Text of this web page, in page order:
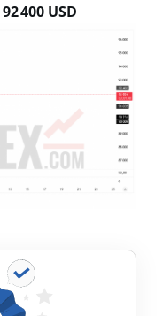
92 400 USD